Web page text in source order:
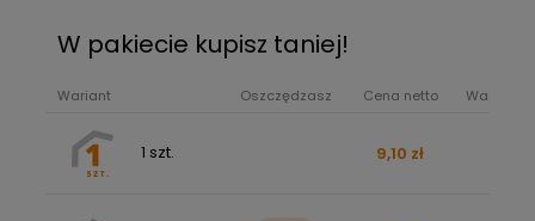
W pakiecie kupisz taniej!
Wariant Oszczędzasz Cena netto Wartość
1 szt. 9,10 zł